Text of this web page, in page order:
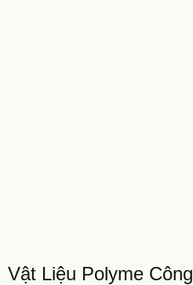
Vật Liệu Polyme